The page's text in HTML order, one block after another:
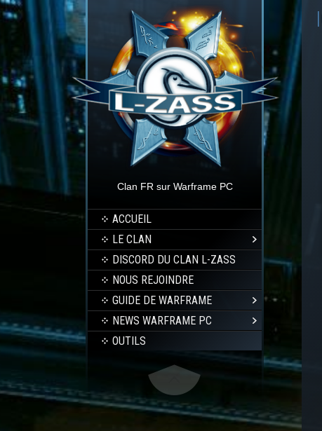
Clan FR sur Warframe PC
ACCUEIL
LE CLAN
DISCORD DU CLAN L-ZASS
NOUS REJOINDRE
GUIDE DE WARFRAME
NEWS WARFRAME PC
OUTILS